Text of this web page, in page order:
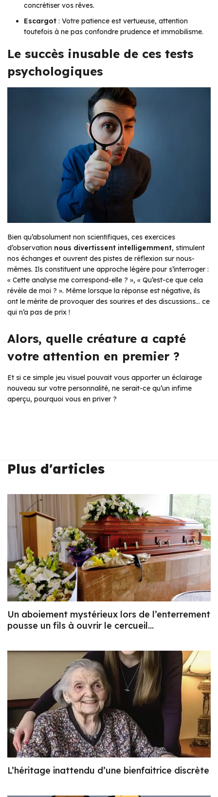
concrétiser vos rêves.
Escargot : Votre patience est vertueuse, attention
toutefois à ne pas confondre prudence et immobilisme.
Le succès inusable de ces tests
psychologiques
Bien qu’absolument non scientifiques, ces exercices
d’observation nous divertissent intelligemment, stimulent
nos échanges et ouvrent des pistes de réflexion sur nous-
mêmes. Ils constituent une approche légère pour s’interroger :
« Cette analyse me correspond-elle ? », « Qu’est-ce que cela
révèle de moi ? ». Même lorsque la réponse est négative, ils
ont le mérite de provoquer des sourires et des discussions… ce
qui n’a pas de prix !
Alors, quelle créature a capté
votre attention en premier ?
Et si ce simple jeu visuel pouvait vous apporter un éclairage
nouveau sur votre personnalité, ne serait-ce qu’un infime
aperçu, pourquoi vous en priver ?
Plus d'articles
Un aboiement mystérieux lors de l’enterrement
pousse un fils à ouvrir le cercueil…
L’héritage inattendu d’une bienfaitrice discrète